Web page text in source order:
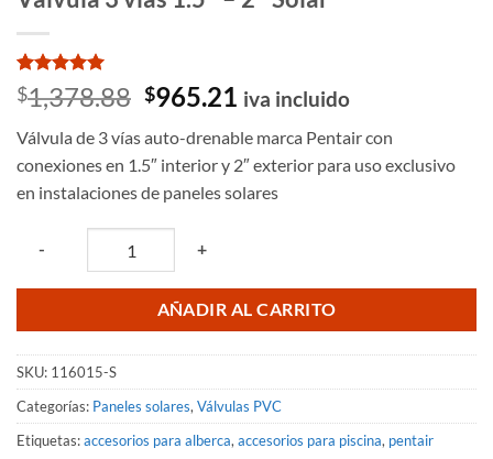
Valorado
con5de 5
1
valoración
cliente
$1,378.88 El
original
era:
$1,378.88.
$965.21 El
actual
es:
$965.21.
iva incluido
Válvula de 3 vías auto-drenable marca Pentair con
conexiones en 1.5″ interior y 2″ exterior para uso exclusivo
en instalaciones de paneles solares
- +
AÑADIR AL CARRITO
SKU: 116015-S
Categorías: Paneles solares, Válvulas PVC
Etiquetas:accesorios para alberca, accesorios para piscina, pentair